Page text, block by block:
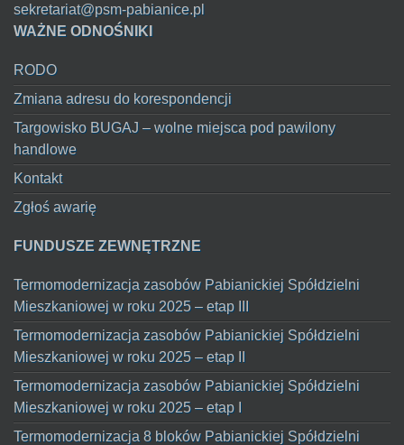
sekretariat@psm-pabianice.pl
WAŻNE ODNOŚNIKI
RODO
Zmiana adresu do korespondencji
Targowisko BUGAJ – wolne miejsca pod pawilony
handlowe
Kontakt
Zgłoś awarię
FUNDUSZE ZEWNĘTRZNE
Termomodernizacja zasobów Pabianickiej Spółdzielni
Mieszkaniowej w roku 2025 – etap III
Termomodernizacja zasobów Pabianickiej Spółdzielni
Mieszkaniowej w roku 2025 – etap II
Termomodernizacja zasobów Pabianickiej Spółdzielni
Mieszkaniowej w roku 2025 – etap I
Termomodernizacja 8 bloków Pabianickiej Spółdzielni